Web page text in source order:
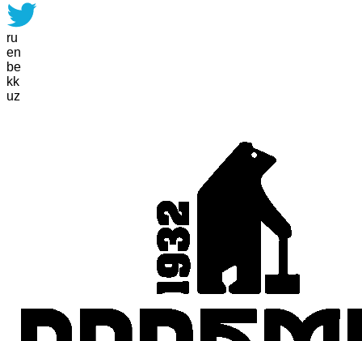
ru
en
be
kk
uz